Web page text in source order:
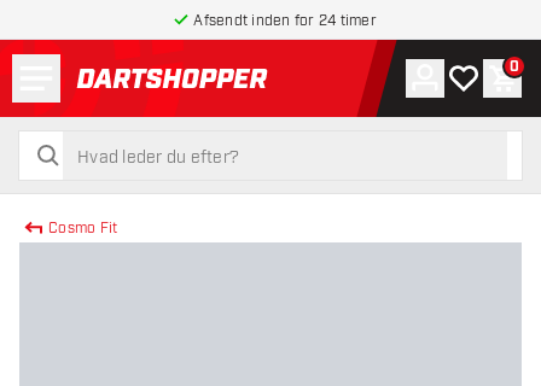
Afsendt inden for 24 timer
tilbage til forsiden
søg
søg
Konto
Min 0
Cosmo Fit